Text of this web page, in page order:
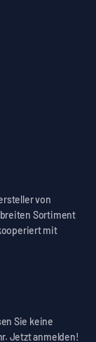
von
Sortiment
mit
Sie keine
Jetzt anmelden!